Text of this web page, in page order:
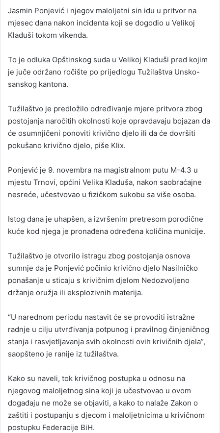
d
a
n
m
a
i
Jasmin Ponjević i njegov maloljetni sin idu u pritvor na
mjesec dana nakon incidenta koji se dogodio u Velikoj
Kladuši tokom vikenda.
To je odluka Opštinskog suda u Velikoj Kladuši pred kojim
je juče održano ročište po prijedlogu Tužilaštva Unsko-
sanskog kantona.
Tužilaštvo je predložilo određivanje mjere pritvora zbog
postojanja naročitih okolnosti koje opravdavaju bojazan da
će osumnjičeni ponoviti krivično djelo ili da će dovršiti
pokušano krivično djelo, piše Klix.
Ponjević je 9. novembra na magistralnom putu M-4.3 u
mjestu Trnovi, općini Velika Kladuša, nakon saobraćajne
nesreće, učestvovao u fizičkom sukobu sa više osoba.
Istog dana je uhapšen, a izvršenim pretresom porodične
kuće kod njega je pronađena određena količina municije.
Tužilaštvo je otvorilo istragu zbog postojanja osnova
sumnje da je Ponjević počinio krivično djelo Nasilničko
ponašanje u sticaju s krivičnim djelom Nedozvoljeno
držanje oružja ili eksplozivnih materija.
“U narednom periodu nastavit će se provoditi istražne
radnje u cilju utvrđivanja potpunog i pravilnog činjeničnog
stanja i rasvjetljavanja svih okolnosti ovih krivičnih djela”,
saopšteno je ranije iz tužilaštva.
Kako su naveli, tok krivičnog postupka u odnosu na
njegovog maloljetnog sina koji je učestvovao u ovom
događaju ne može se objaviti, a kako to nalaže Zakon o
zaštiti i postupanju s djecom i maloljetnicima u krivičnom
postupku Federacije BiH.